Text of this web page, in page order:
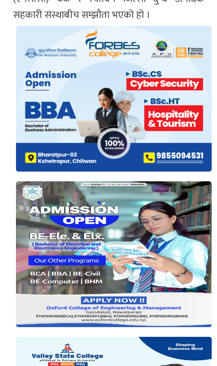
सहकारी संस्थाबीच सम्झौता भएको हो ।